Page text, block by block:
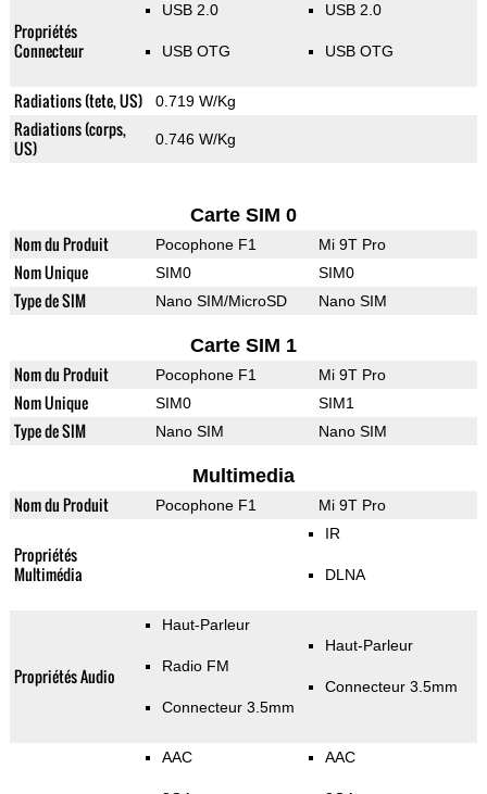
Propriétés
Connecteur
USB 2.0
USB OTG
USB 2.0
USB OTG
Radiations (tete, US) 0.719 W/Kg
Radiations (corps,
US)
0.746 W/Kg
Carte SIM 0
Nom du Produit Pocophone F1 Mi 9T Pro
Nom Unique SIM0 SIM0
Type de SIM Nano SIM/MicroSD Nano SIM
Carte SIM 1
Nom du Produit Pocophone F1 Mi 9T Pro
Nom Unique SIM0 SIM1
Type de SIM Nano SIM Nano SIM
Multimedia
Nom du Produit Pocophone F1 Mi 9T Pro
Propriétés
Multimédia
IR
DLNA
Propriétés Audio
Haut-Parleur
Radio FM
Connecteur 3.5mm
Haut-Parleur
Connecteur 3.5mm
AAC AAC